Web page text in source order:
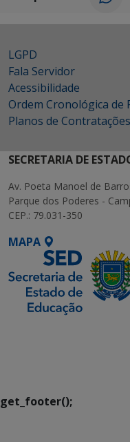
LGPD
Fala Servidor
Acessibilidade
Ordem Cronológica de
Planos de
SECRETARIA DE
Av. Poeta Manoel de
Parque dos Poderes -
CEP.: 79.031-350
MAPA
get_footer();